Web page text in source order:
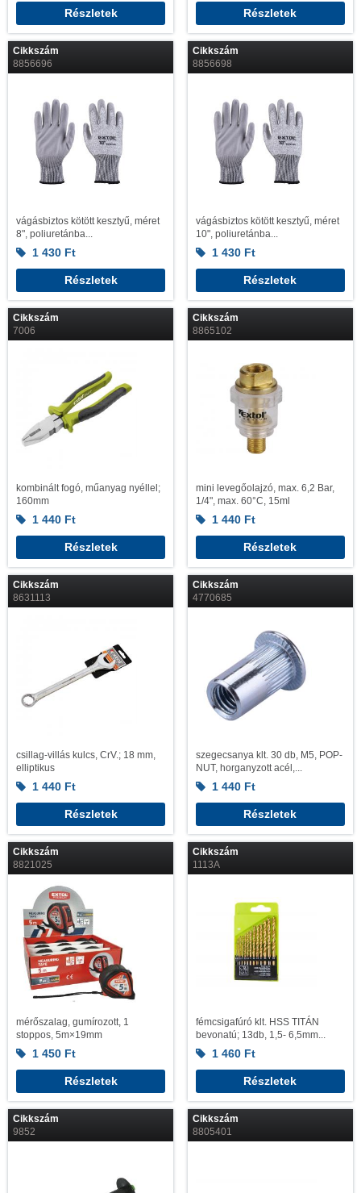
Részletek Részletek
Cikkszám
8856696
vágásbiztos kötött kesztyű, méret
8", poliuretánba...
1 430 Ft
Részletek
Cikkszám
8856698
vágásbiztos kötött kesztyű, méret
10", poliuretánba...
1 430 Ft
Részletek
Cikkszám
7006
kombinált fogó, műanyag nyéllel;
160mm
1 440 Ft
Részletek
Cikkszám
8865102
mini levegőolajzó, max. 6,2 Bar,
1/4", max. 60°C, 15ml
1 440 Ft
Részletek
Cikkszám
8631113
csillag-villás kulcs, CrV.; 18 mm,
elliptikus
1 440 Ft
Részletek
Cikkszám
4770685
szegecsanya klt. 30 db, M5, POP-
NUT, horganyzott acél,...
1 440 Ft
Részletek
Cikkszám
8821025
mérőszalag, gumírozott, 1
stoppos, 5m×19mm
1 450 Ft
Részletek
Cikkszám
1113A
fémcsigafúró klt. HSS TITÁN
bevonatú; 13db, 1,5- 6,5mm...
1 460 Ft
Részletek
Cikkszám
9852
Cikkszám
8805401